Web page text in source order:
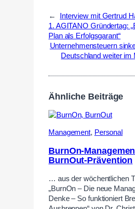
←
Interview mit Gertrud
1. AGITANO Gründertag:
Plan als Erfolgsgarant“
Unternehmensteuern
Deutschland weiter im
Ähnliche Beiträge
Management, Personal
BurnOn-
BurnOut-Prävention
… aus der wöchentlichen
„BurnOn – Die neue
Denke – So funktioniert